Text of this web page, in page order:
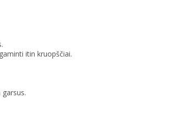
itin kruopščiai.